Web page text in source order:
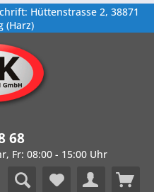
Hüttenstrasse 2, 38871
(Harz)
68
Fr: 08:00 - 15:00 Uhr